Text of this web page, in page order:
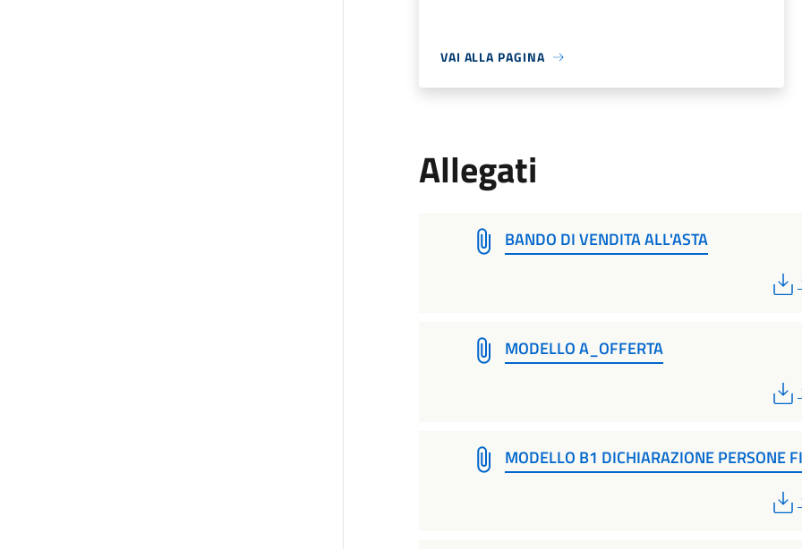
VAI ALLA PAGINA
Allegati
BANDO DI VENDITA ALL'ASTA
MODELLO A_OFFERTA
MODELLO B1 DICHIARAZIONE PERSONE